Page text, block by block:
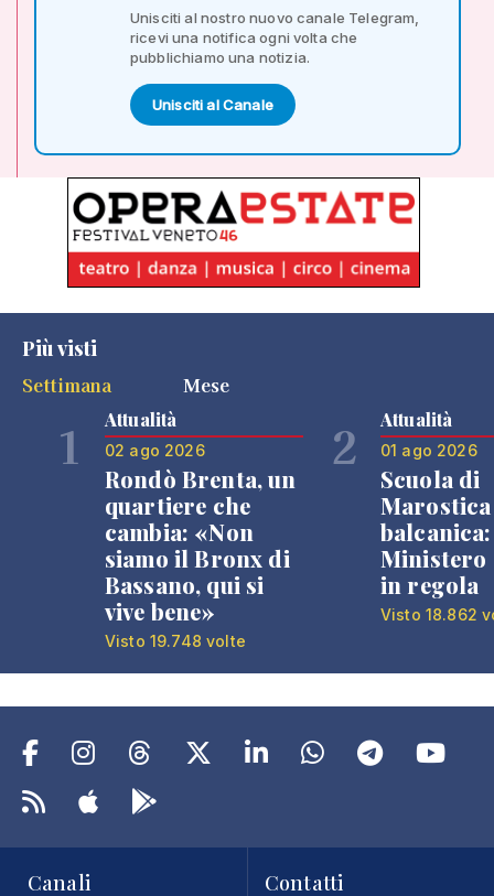
Unisciti al nostro nuovo canale Telegram,
ricevi una notifica ogni volta che
pubblichiamo una notizia.
Unisciti al Canale
Più visti
Settimana
Mese
1 Attualità
02 ago 2026
Rondò Brenta, un
quartiere che
cambia: «Non
siamo il Bronx di
Bassano, qui si
vive bene»
Visto 19.748 volte
2 Attualità
01 ago 2026
Scuola di
Ministero
in regola
Visto 18.862
Canali Contatti